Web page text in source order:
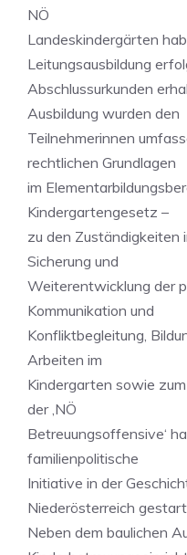
NÖ
Landeskindergärten
Leitungsausbildung
Abschlussurkunden
Ausbildung wurden den
Teilnehmerinnen
rechtlichen Grundlagen
im
Kindergartengesetz –
zu den Zuständigkeiten
Sicherung und
Weiterentwicklung der
Kommunikation und
Konfliktbegleitung,
Arbeiten im
Kindergarten sowie
der ,NÖ
Betreuungsoffensive‘
familienpolitische
Initiative in der
Niederösterreich
Neben dem baulichen